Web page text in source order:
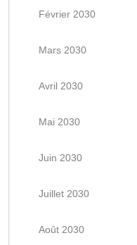
Février 2030
Mars 2030
Avril 2030
Mai 2030
Juin 2030
Juillet 2030
Août 2030